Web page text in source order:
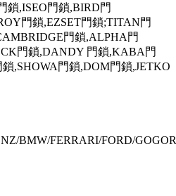
鎖,ISEO門鎖,BIRD門
門鎖,EZSET門鎖;TITAN門
門鎖,ALPHA門
門鎖,DANDY 門鎖,KABA門
,SHOWA門鎖,DOM門鎖,JETKO
BMW/FERRARI/FORD/